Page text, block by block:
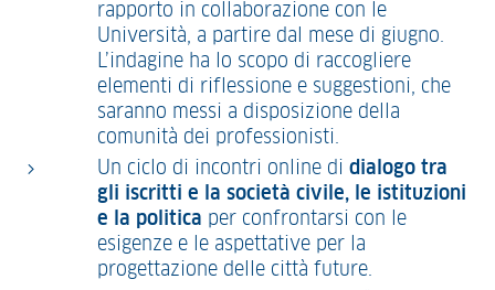
rapporto in collaborazione con le
Università, a partire dal mese di giugno.
L’indagine ha lo scopo di raccogliere
elementi di riflessione e suggestioni, che
saranno messi a disposizione della
comunità dei professionisti.
Un ciclo di incontri online di dialogo tra
gli iscritti e la società civile, le istituzioni
e la politica per confrontarsi con le
esigenze e le aspettative per la
progettazione delle città future.